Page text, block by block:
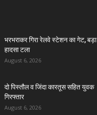
भरभराकर गिरा रेलवे स्टेशन का गेट, बड़ा
हादसा टला
August 6, 2026
दो पिस्तौल व जिंदा कारतूस सहित युवक
गिरफ्तार
August 6, 2026